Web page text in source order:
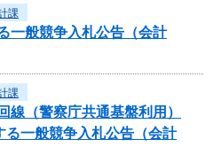
課
一般競争入札公告（会計
課
線（警察庁共通基盤利用）
る一般競争入札公告（会計